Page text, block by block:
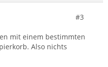
#3
mit einem bestimmten
Also nichts